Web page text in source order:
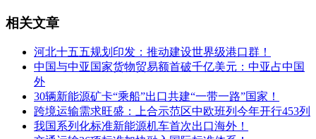
相关文章
河北十五五规划印发：推动建设世界级港口群！
中国与中亚国家货物贸易额首破千亿美元：中亚占中国
外
30辆新能源矿卡“乘船”出口共建“一带一路”国家！
跨境运输需求旺盛：上合示范区中欧班列今年开行453列
我国系列化标准新能源机车首次出口海外！